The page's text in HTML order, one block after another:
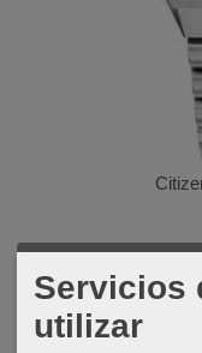
Servicios
utilizar